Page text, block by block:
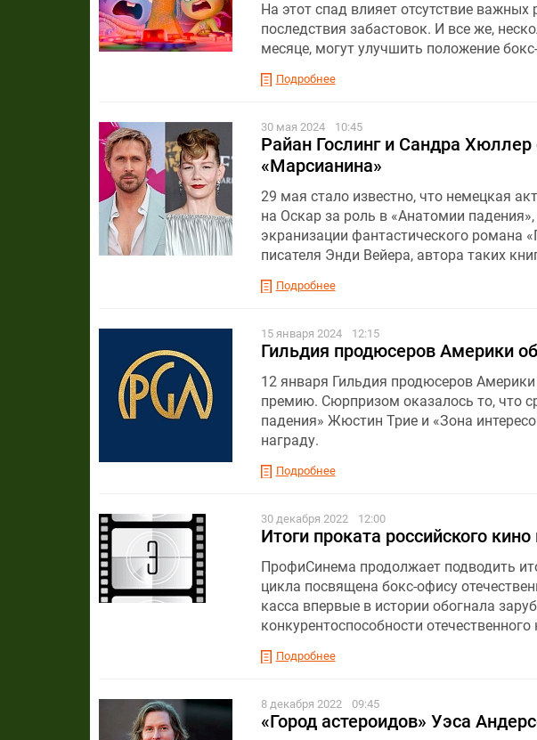
На этот спад влияет отсутствие
последствия забастовок. И все же,
месяце, могут улучшить положение
Подробнее
30 мая 2024 10:45
Райан Гослинг и Сандра
«Марсианина»
29 мая стало известно, что немецкая
на Оскар за роль в «Анатомии
экранизации фантастического романа
писателя Энди Вейера, автора таких
Подробнее
15 января 2024 12:15
Гильдия продюсеров Америки
12 января Гильдия продюсеров
премию. Сюрпризом оказалось то, что
падения» Жюстин Трие и «Зона
награду.
Подробнее
30 декабря 2022 12:00
Итоги проката российского
ПрофиСинема продолжает подводить
цикла посвящена бокс-офису
касса впервые в истории обогнала
конкурентоспособности отечественного
Подробнее
8 декабря 2022 09:45
«Город астероидов» Уэса